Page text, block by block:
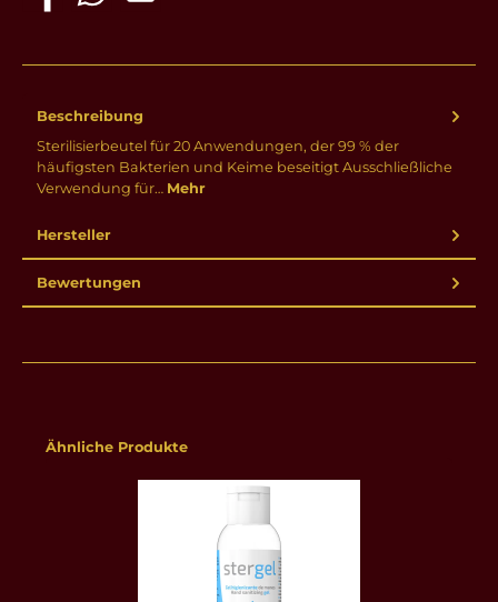
Beschreibung
Sterilisierbeutel für 20 Anwendungen, der 99 % der
häufigsten Bakterien und Keime beseitigt Ausschließliche
Verwendung für… Mehr
Hersteller
Bewertungen
Produktgalerie überspringen
Ähnliche Produkte